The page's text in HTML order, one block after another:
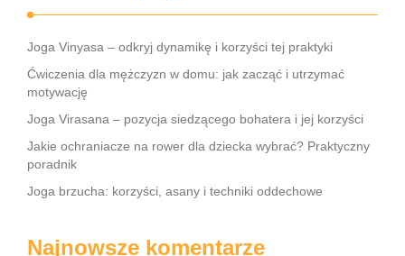
Joga Vinyasa – odkryj dynamikę i korzyści tej praktyki
Ćwiczenia dla mężczyzn w domu: jak zacząć i utrzymać
motywację
Joga Virasana – pozycja siedzącego bohatera i jej korzyści
Jakie ochraniacze na rower dla dziecka wybrać? Praktyczny
poradnik
Joga brzucha: korzyści, asany i techniki oddechowe
Najnowsze komentarze